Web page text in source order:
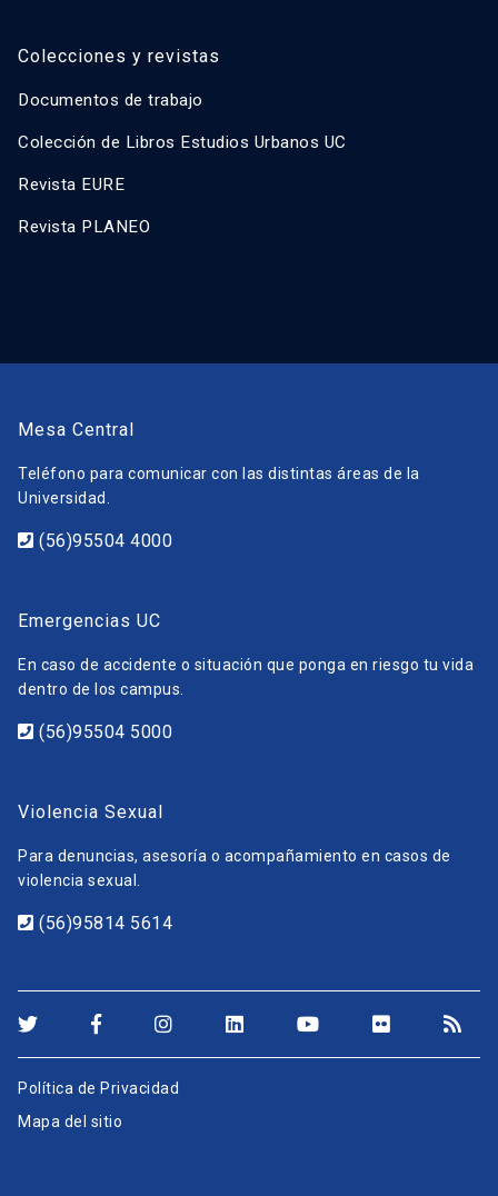
Colecciones y revistas
Documentos de trabajo
Colección de Libros Estudios Urbanos UC
Revista EURE
Revista PLANEO
Mesa Central
Teléfono para comunicar con las distintas áreas de la
Universidad.
(56)95504 4000
Emergencias UC
En caso de accidente o situación que ponga en riesgo tu vida
dentro de los campus.
(56)95504 5000
Violencia Sexual
Para denuncias, asesoría o acompañamiento en casos de
violencia sexual.
(56)95814 5614
Política de Privacidad
Mapa del sitio